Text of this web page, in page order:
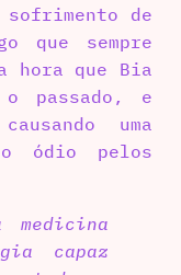
sofrimento de
que sempre
hora que Bia
o passado, e
uma
ódio pelos
capaz